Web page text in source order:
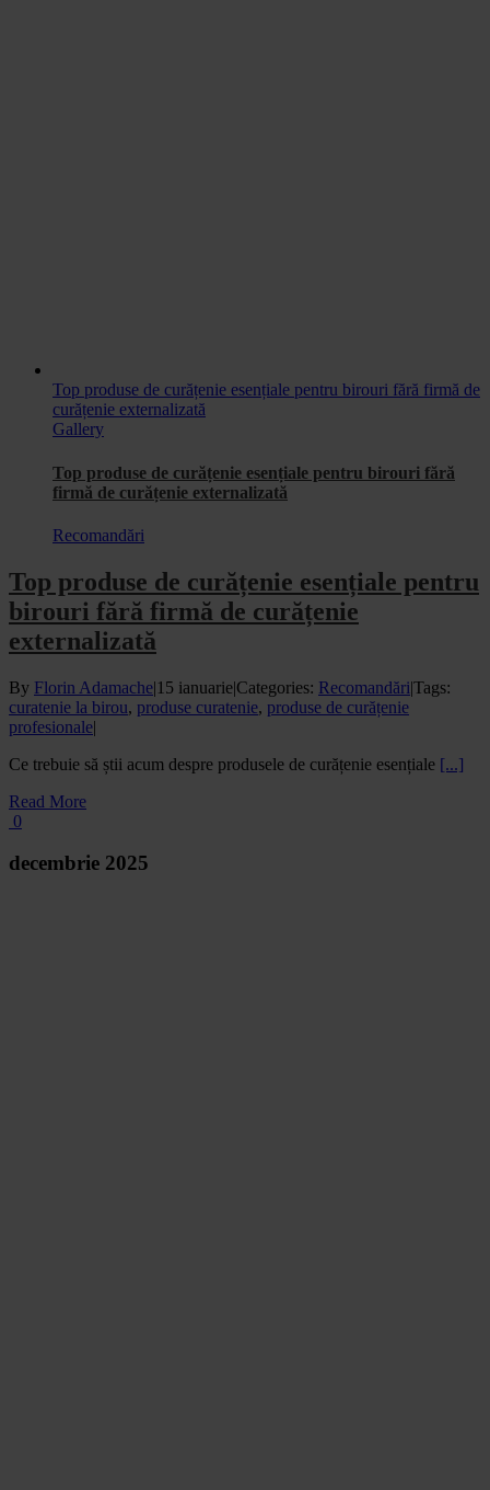
Top produse de curățenie esențiale pentru birouri fără firmă de
curățenie externalizată
Gallery
Top produse de curățenie esențiale pentru birouri fără
firmă de curățenie externalizată
Recomandări
Top produse de curățenie esențiale pentru
birouri fără firmă de curățenie
externalizată
By Florin Adamache|15 ianuarie|Categories: Recomandări|Tags:
curatenie la birou, produse curatenie, produse de curățenie
profesionale|
Ce trebuie să știi acum despre produsele de curățenie esențiale [...]
Read More
0
decembrie 2025